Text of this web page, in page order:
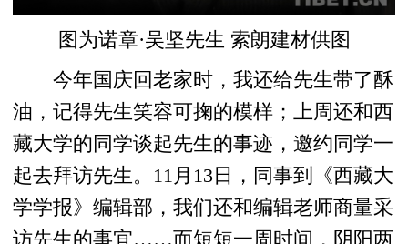
图为诺章·吴坚先生 索朗建材供图
今年国庆回老家时，我还给先生带了酥
油，记得先生笑容可掬的模样；上周还和西
藏大学的同学谈起先生的事迹，邀约同学一
起去拜访先生。11月13日，同事到《西藏大
学学报》编辑部，我们还和编辑老师商量采
访先生的事宜……而短短一周时间，阴阳两